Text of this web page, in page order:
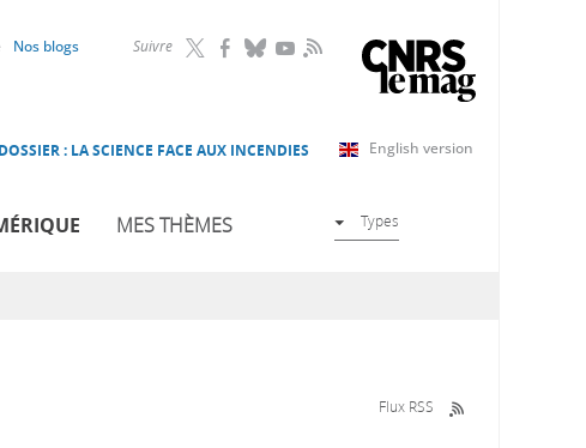
Suivre RSS
Nos blogs
English version
: LA SCIENCE FACE AUX INCENDIES
MES THÈMES Types
Flux RSS